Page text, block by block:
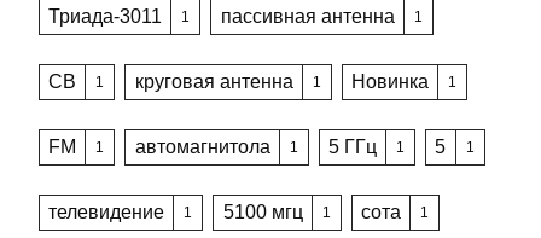
Триада-3011 1 пассивная антенна 1
CB 1 круговая антенна 1 Новинка 1
FM 1 автомагнитола 1 5 ГГц 1 5 1
телевидение 1 5100 мгц 1 сота 1